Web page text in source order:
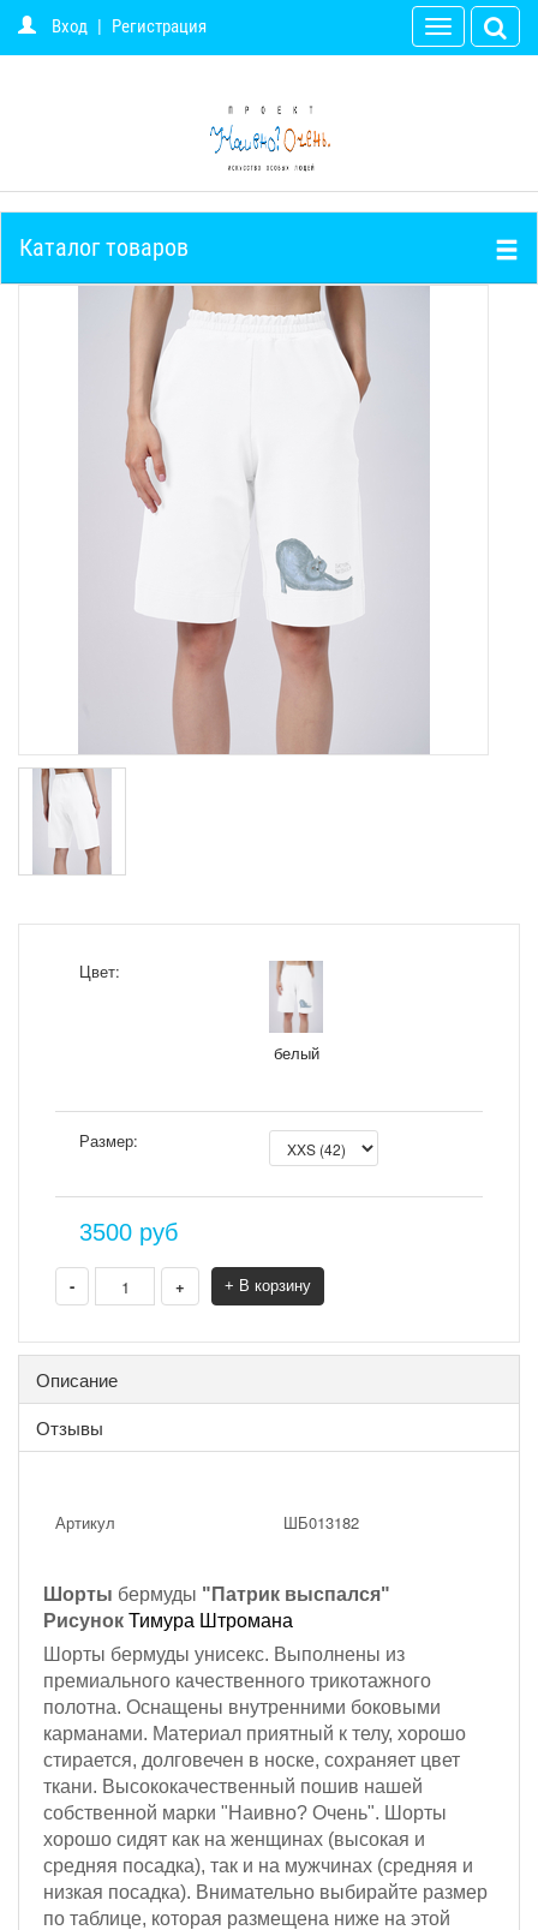
Вход | Регистрация
Toggle
navigation
Каталог товаров
Цвет:
белый
Размер:
3500 руб
- + + В корзину
Описание
Отзывы
Артикул ШБ013182
Шорты бермуды "Патрик выспался"
Рисунок Тимура Штромана
Шорты бермуды унисекс. Выполнены из
премиального качественного трикотажного
полотна. Оснащены внутренними боковыми
карманами. Материал приятный к телу, хорошо
стирается, долговечен в носке, сохраняет цвет
ткани. Высококачественный пошив нашей
собственной марки "Наивно? Очень". Шорты
хорошо сидят как на женщинах (высокая и
средняя посадка), так и на мужчинах (средняя и
низкая посадка). Внимательно выбирайте размер
по таблице, которая размещена ниже на этой